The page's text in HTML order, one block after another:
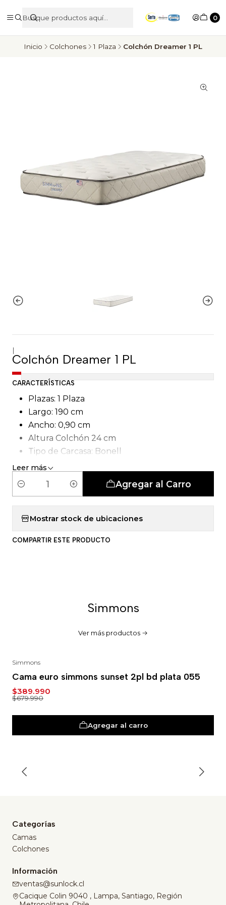
0
Inicio Colchones 1 Plaza Colchón Dreamer 1 PL
|
Colchón Dreamer 1 PL
CARACTERÍSTICAS
Plazas: 1 Plaza
Largo: 190 cm
Ancho: 0,90 cm
Altura Colchón 24 cm
Tipo de Carcasa: Bonell
Leer más
t
i
Agregar al Carro
Mostrar stock de ubicaciones
COMPARTIR ESTE PRODUCTO
Simmons
Ver más productos
Simmons
Cama euro simmons sunset 2pl bd plata 055
$389.990
$679.990
Agregar al carro
Categorías
Camas
Colchones
Información
ventas@sunlock.cl
Cacique Colin 9040 , Lampa, Santiago, Región